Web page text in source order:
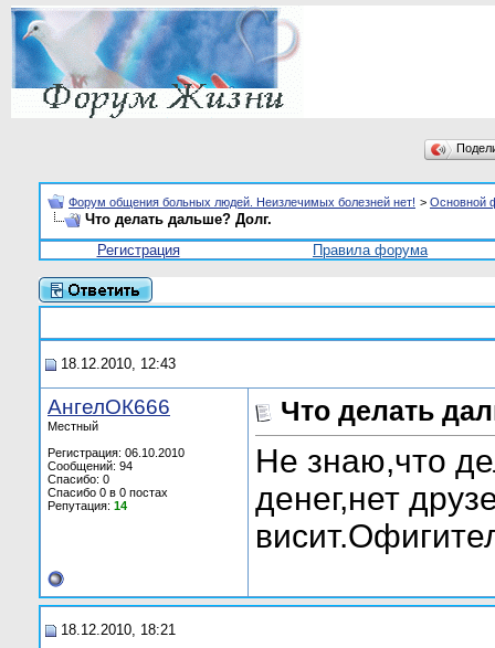
Форум общения больных людей. Неизлечимых болезней нет! > Основной
Что делать дальше? Долг.
Регистрация
Правила форума
18.12.2010, 12:43
АнгелОК666
Местный
Регистрация: 06.10.2010
Сообщений: 94
Спасибо: 0
Спасибо 0 в 0 постах
Репутация: 14
Что делать
Не знаю,что
денег,нет
18.12.2010, 18:21